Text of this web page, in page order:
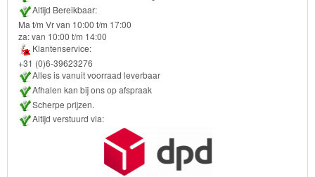
Megabloks
Monster
High
My
Little
Pony
Altijd Bereikbaar:
Ma t/m Vr van 10:00 t/m 17:00
za: van 10:00 t/m 14:00
Klantenservice:
+31 (0)6-39623276
Alles is vanuit voorraad leverbaar
Afhalen kan bij ons op afspraak
Scherpe prijzen.
Altijd verstuurd via: